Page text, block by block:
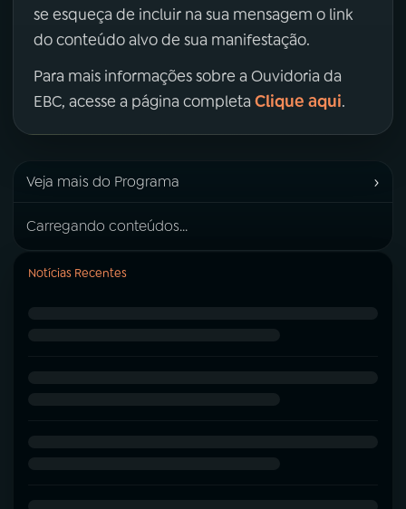
se esqueça de incluir na sua mensagem o link
do conteúdo alvo de sua manifestação.
Para mais informações sobre a Ouvidoria da
EBC, acesse a página completa Clique aqui.
Veja mais do Programa ›
Carregando conteúdos...
Notícias Recentes